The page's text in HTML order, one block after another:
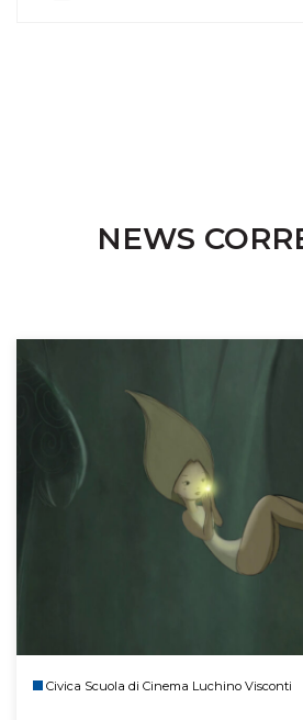
NEWS
Civica Scuola di Cinema Luchino Visconti